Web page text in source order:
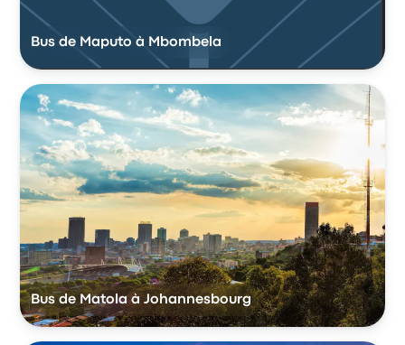
Bus de Maputo à Mbombela
Bus de Matola à Johannesbourg